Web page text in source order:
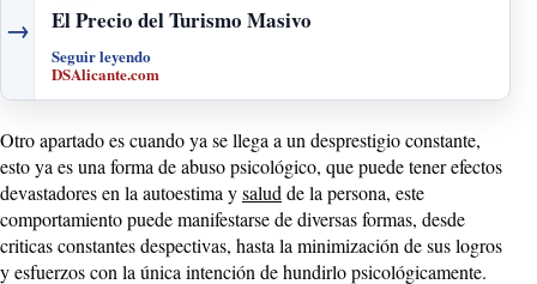
→ El Precio del Turismo Masivo
Seguir leyendo
DSAlicante.com
Otro apartado es cuando ya se llega a un desprestigio constante,
esto ya es una forma de abuso psicológico, que puede tener efectos
devastadores en la autoestima ysalud de la persona, este
comportamiento puede manifestarse de diversas formas, desde
criticas constantes despectivas, hasta la minimización de sus logros
y esfuerzos con la única intención de hundirlo psicológicamente.